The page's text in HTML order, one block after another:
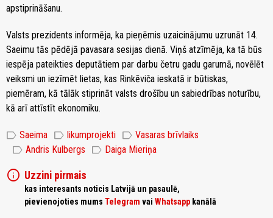
apstiprināšanu.
Valsts prezidents informēja, ka pieņēmis uzaicinājumu uzrunāt 14.
Saeimu tās pēdējā pavasara sesijas dienā. Viņš atzīmēja, ka tā būs
iespēja pateikties deputātiem par darbu četru gadu garumā, novēlēt
veiksmi un iezīmēt lietas, kas Rinkēviča ieskatā ir būtiskas,
piemēram, kā tālāk stiprināt valsts drošību un sabiedrības noturību,
kā arī attīstīt ekonomiku.
label Saeima label likumprojekti label Vasaras brīvlaiks
label Andris Kulbergs label Daiga Mieriņa
info Uzzini pirmais
kas interesants noticis Latvijā un pasaulē,
pievienojoties mums Telegram vai Whatsapp kanālā